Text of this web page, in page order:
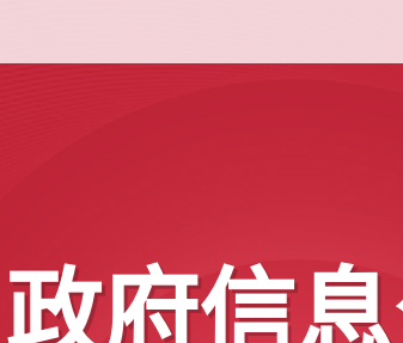
政府信